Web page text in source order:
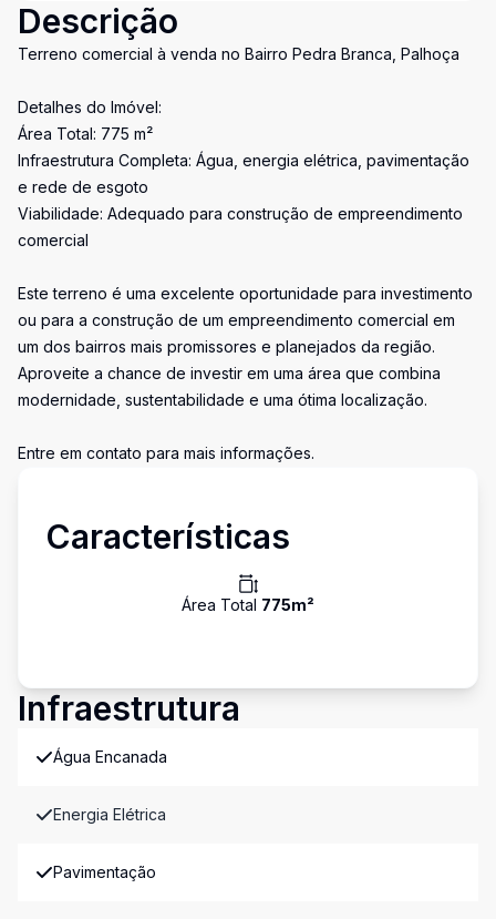
Descrição
Terreno comercial à venda no Bairro Pedra Branca, Palhoça
Detalhes do Imóvel:
Área Total: 775 m²
Infraestrutura Completa: Água, energia elétrica, pavimentação
e rede de esgoto
Viabilidade: Adequado para construção de empreendimento
comercial
Este terreno é uma excelente oportunidade para investimento
ou para a construção de um empreendimento comercial em
um dos bairros mais promissores e planejados da região.
Aproveite a chance de investir em uma área que combina
modernidade, sustentabilidade e uma ótima localização.
Entre em contato para mais informações.
Características
Área Total 775m²
Infraestrutura
Água Encanada
Energia Elétrica
Pavimentação